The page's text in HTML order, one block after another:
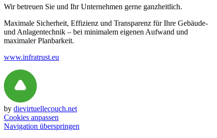
Wir betreuen Sie und Ihr Unternehmen gerne ganzheitlich.
Maximale Sicherheit, Effizienz und Transparenz für Ihre Gebäude-
und Anlagentechnik – bei minimalem eigenen Aufwand und
maximaler Planbarkeit.
www.infratrust.eu
by dievirtuellecouch.net
Cookies anpassen
Navigation überspringen